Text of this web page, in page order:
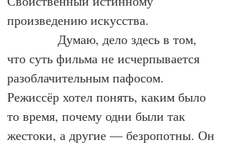
произведению искусства.
Думаю, дело здесь в том,
что суть фильма не исчерпывается
разоблачительным пафосом.
Режиссёр хотел понять, каким было
то время, почему одни были так
жестоки, а другие — безропотны. Он